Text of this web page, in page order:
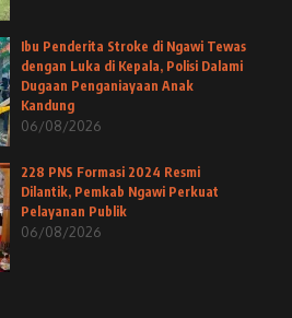
Ibu Penderita Stroke di Ngawi Tewas
dengan Luka di Kepala, Polisi Dalami
Dugaan Penganiayaan Anak
Kandung
06/08/2026
228 PNS Formasi 2024 Resmi
Dilantik, Pemkab Ngawi Perkuat
Pelayanan Publik
06/08/2026